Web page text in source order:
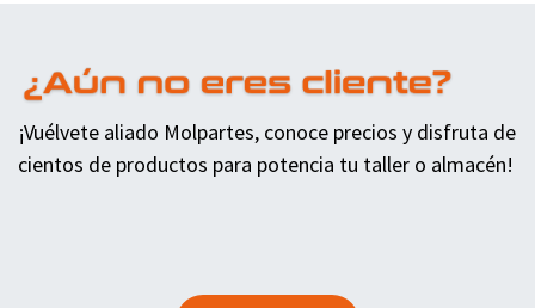
¡Vuélvete aliado Molpartes, conoce precios y disfruta de
cientos de productos para potencia tu taller o almacén!